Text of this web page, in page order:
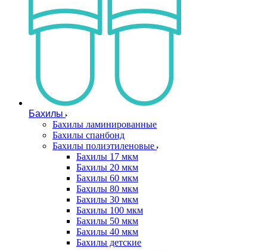
Бахилы
Бахилы ламинированные
Бахилы спанбонд
Бахилы полиэтиленовые
Бахилы 17 мкм
Бахилы 20 мкм
Бахилы 60 мкм
Бахилы 80 мкм
Бахилы 30 мкм
Бахилы 100 мкм
Бахилы 50 мкм
Бахилы 40 мкм
Бахилы детские